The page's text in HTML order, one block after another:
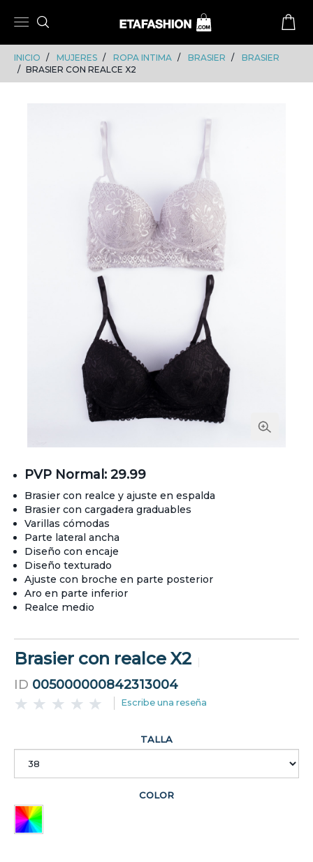
INICIO MUJERES ROPA INTIMA BRASIER
BRASIER
BRASIER CON REALCE X2
PVP Normal: 29.99
Brasier con realce y ajuste en espalda
Brasier con cargadera graduables
Varillas cómodas
Parte lateral ancha
Diseño con encaje
Diseño texturado
Ajuste con broche en parte posterior
Aro en parte inferior
Realce medio
Brasier con realce X2
ID 005000000842313004
Escribe una reseña
TALLA
COLOR